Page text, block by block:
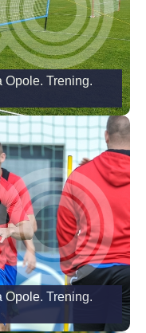
Opole. Trening.
Opole. Trening.